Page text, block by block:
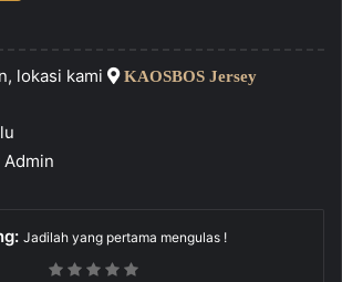
lokasi kami KAOSBOS Jersey
Admin
Jadilah yang pertama mengulas !